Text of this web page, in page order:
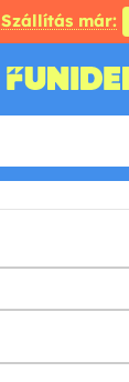
Szállítás már: